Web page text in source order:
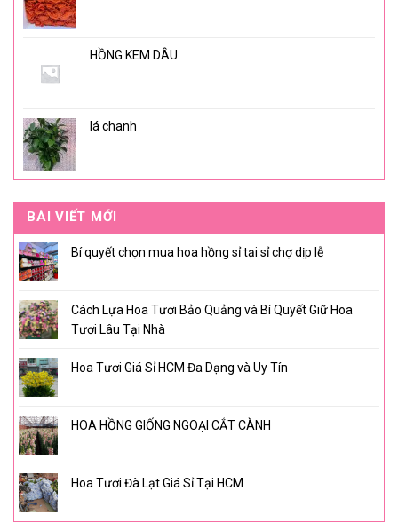
HỒNG KEM DÂU
lá chanh
BÀI VIẾT MỚI
Bí quyết chọn mua hoa hồng sỉ tại sỉ chợ dịp lễ
Cách Lựa Hoa Tươi Bảo Quảng và Bí Quyết Giữ Hoa
Tươi Lâu Tại Nhà
Hoa Tươi Giá Sỉ HCM Đa Dạng và Uy Tín
HOA HỒNG GIỐNG NGOẠI CẮT CÀNH
Hoa Tươi Đà Lạt Giá Sỉ Tại HCM